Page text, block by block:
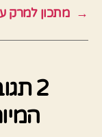
→ מתכון למרק
2